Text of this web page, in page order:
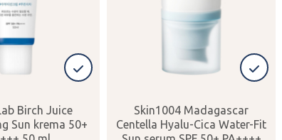
Birch Juice
Sun krema 50+
Skin1004 Madagascar
Centella Hyalu-Cica Water-Fit